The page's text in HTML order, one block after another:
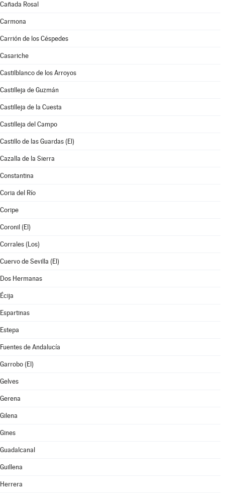
Cañada Rosal
Carmona
Carrión de los Céspedes
Casariche
Castilblanco de los Arroyos
Castilleja de Guzmán
Castilleja de la Cuesta
Castilleja del Campo
Castillo de las Guardas (El)
Cazalla de la Sierra
Constantina
Coria del Río
Coripe
Coronil (El)
Corrales (Los)
Cuervo de Sevilla (El)
Dos Hermanas
Écija
Espartinas
Estepa
Fuentes de Andalucía
Garrobo (El)
Gelves
Gerena
Gilena
Gines
Guadalcanal
Guillena
Herrera